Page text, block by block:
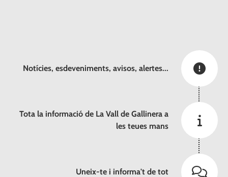
Notícies, esdeveniments, avisos, alertes...
Tota la informació de La Vall de Gallinera a
les teues mans
Uneix-te i informa't de tot